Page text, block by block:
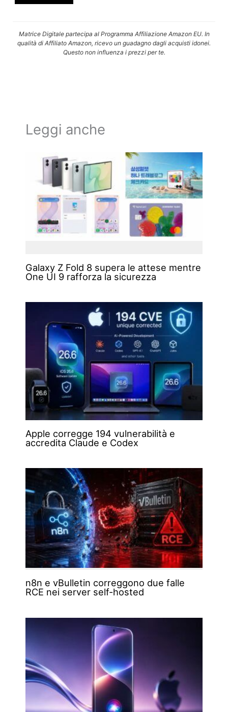
Matrice Digitale partecipa al Programma Affiliazione Amazon EU. In
qualità di Affiliato Amazon, ricevo un guadagno dagli acquisti idonei.
Questo non influenza i prezzi per te.
Leggi anche
Galaxy Z Fold 8 supera le attese mentre
One UI 9 rafforza la sicurezza
Apple corregge 194 vulnerabilità e
accredita Claude e Codex
n8n e vBulletin correggono due falle
RCE nei server self-hosted